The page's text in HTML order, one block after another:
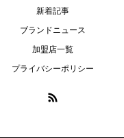
シャフハ
ローリーロドキン
新着記事
ブランドニュース
加盟店一覧
プライバシーポリシー